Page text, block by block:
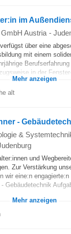
im
Austria -
über eine
mit einem
in der
Mehr anzeigen
alt
-
&
und
Zur Verstärkung
wir eine:n engagierte:n
- Gebäudetechnik
Mehr anzeigen